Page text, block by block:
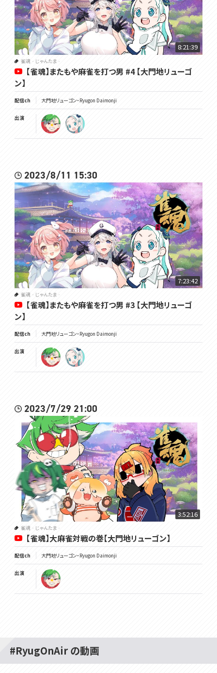
8:21:39
雀魂‐じゃんたま‐
【雀魂】またもや麻雀を打つ男 #4 【大門地リューゴ
ン】
配信ch 大門地リューゴン・Ryugon Daimonji
出演
2023/8/11 15:30
7:23:42
雀魂‐じゃんたま‐
【雀魂】またもや麻雀を打つ男 #3 【大門地リューゴ
ン】
配信ch 大門地リューゴン・Ryugon Daimonji
出演
2023/7/29 21:00
3:52:16
雀魂‐じゃんたま‐
【雀魂】大麻雀対戦の巻【大門地リューゴン】
配信ch 大門地リューゴン・Ryugon Daimonji
出演
#RyugOnAir の動画